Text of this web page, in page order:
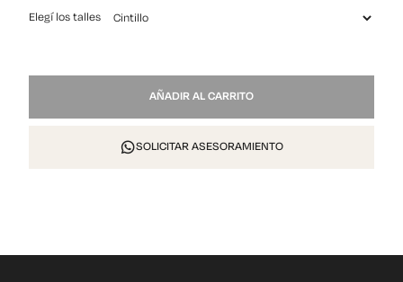
Elegí los talles
Praga
AÑADIR AL CARRITO
SOLICITAR ASESORAMIENTO